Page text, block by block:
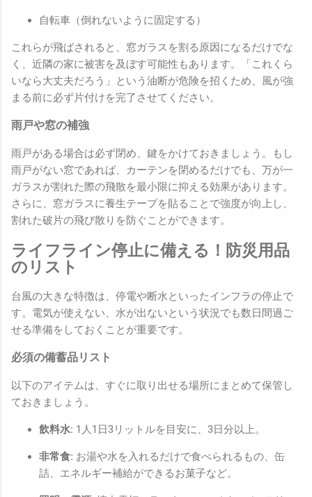
自転車（倒れないように固定する）
これらが飛ばされると、窓ガラスを割る原因になるだけでな
く、近隣の家に被害を及ぼす可能性もあります。「これくら
いなら大丈夫だろう」という油断が危険を招くため、風が強
まる前に必ず片付けを完了させてください。
雨戸や窓の補強
雨戸がある場合は必ず閉め、鍵をかけておきましょう。もし
雨戸がない窓であれば、カーテンを閉めるだけでも、万が一
ガラスが割れた際の飛散を最小限に抑える効果があります。
さらに、窓ガラスに養生テープを貼ることで強度が向上し、
割れた破片の飛び散りを防ぐことができます。
ライフライン停止に備える！防災用品
のリスト
台風の大きな特徴は、停電や断水といったインフラの停止で
す。電気が使えない、水が出ないという状況でも数日間過ご
せる準備をしておくことが重要です。
必須の備蓄品リスト
以下のアイテムは、すぐに取り出せる場所にまとめて保管し
ておきましょう。
飲料水: 1人1日3リットルを目安に、3日分以上。
非常食: お湯や水を入れるだけで食べられるもの、缶
詰、エネルギー補給ができるお菓子など。